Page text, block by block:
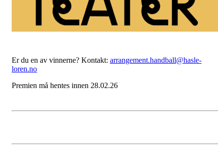
Er du en av vinnerne? Kontakt: arrangement.handball@hasle-
loren.no
Premien må hentes innen 28.02.26